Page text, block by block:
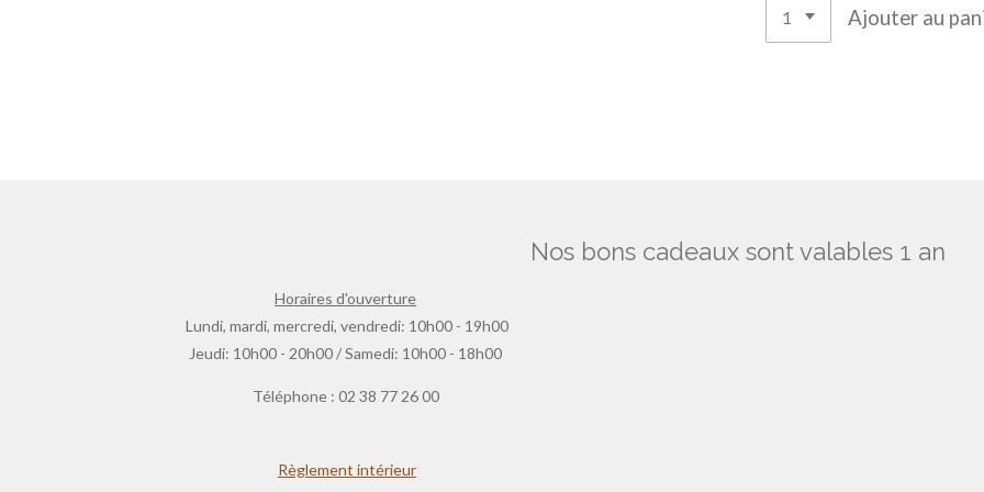
Ajouter au
Nos bons cadeaux sont valables 1 an
Horaires d'ouverture
Lundi, mardi, mercredi, vendredi: 10h00 - 19h00
Jeudi: 10h00 - 20h00 / Samedi: 10h00 - 18h00
Téléphone : 02 38 77 26 00
Règlement intérieur